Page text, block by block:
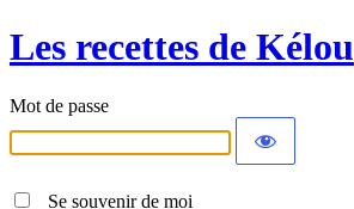
Les recettes de Kélou
Mot de passe
Se souvenir de moi